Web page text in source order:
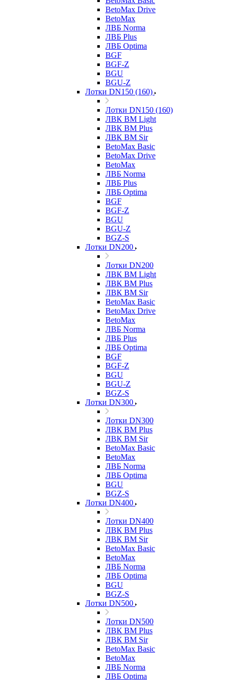
BetoMax Drive
BetoMax
ЛВБ Norma
ЛВБ Plus
ЛВБ Optima
BGF
BGF-Z
BGU
BGU-Z
Лотки DN150 (160)
Лотки DN150 (160)
ЛВК ВМ Light
ЛВК ВМ Plus
ЛВК ВМ Sir
BetoMax Basic
BetoMax Drive
BetoMax
ЛВБ Norma
ЛВБ Plus
ЛВБ Optima
BGF
BGF-Z
BGU
BGU-Z
BGZ-S
Лотки DN200
Лотки DN200
ЛВК ВМ Light
ЛВК ВМ Plus
ЛВК ВМ Sir
BetoMax Basic
BetoMax Drive
BetoMax
ЛВБ Norma
ЛВБ Plus
ЛВБ Optima
BGF
BGF-Z
BGU
BGU-Z
BGZ-S
Лотки DN300
Лотки DN300
ЛВК ВМ Plus
ЛВК ВМ Sir
BetoMax Basic
BetoMax
ЛВБ Norma
ЛВБ Optima
BGU
BGZ-S
Лотки DN400
Лотки DN400
ЛВК ВМ Plus
ЛВК ВМ Sir
BetoMax Basic
BetoMax
ЛВБ Norma
ЛВБ Optima
BGU
BGZ-S
Лотки DN500
Лотки DN500
ЛВК ВМ Plus
ЛВК ВМ Sir
BetoMax Basic
BetoMax
ЛВБ Norma
ЛВБ Optima